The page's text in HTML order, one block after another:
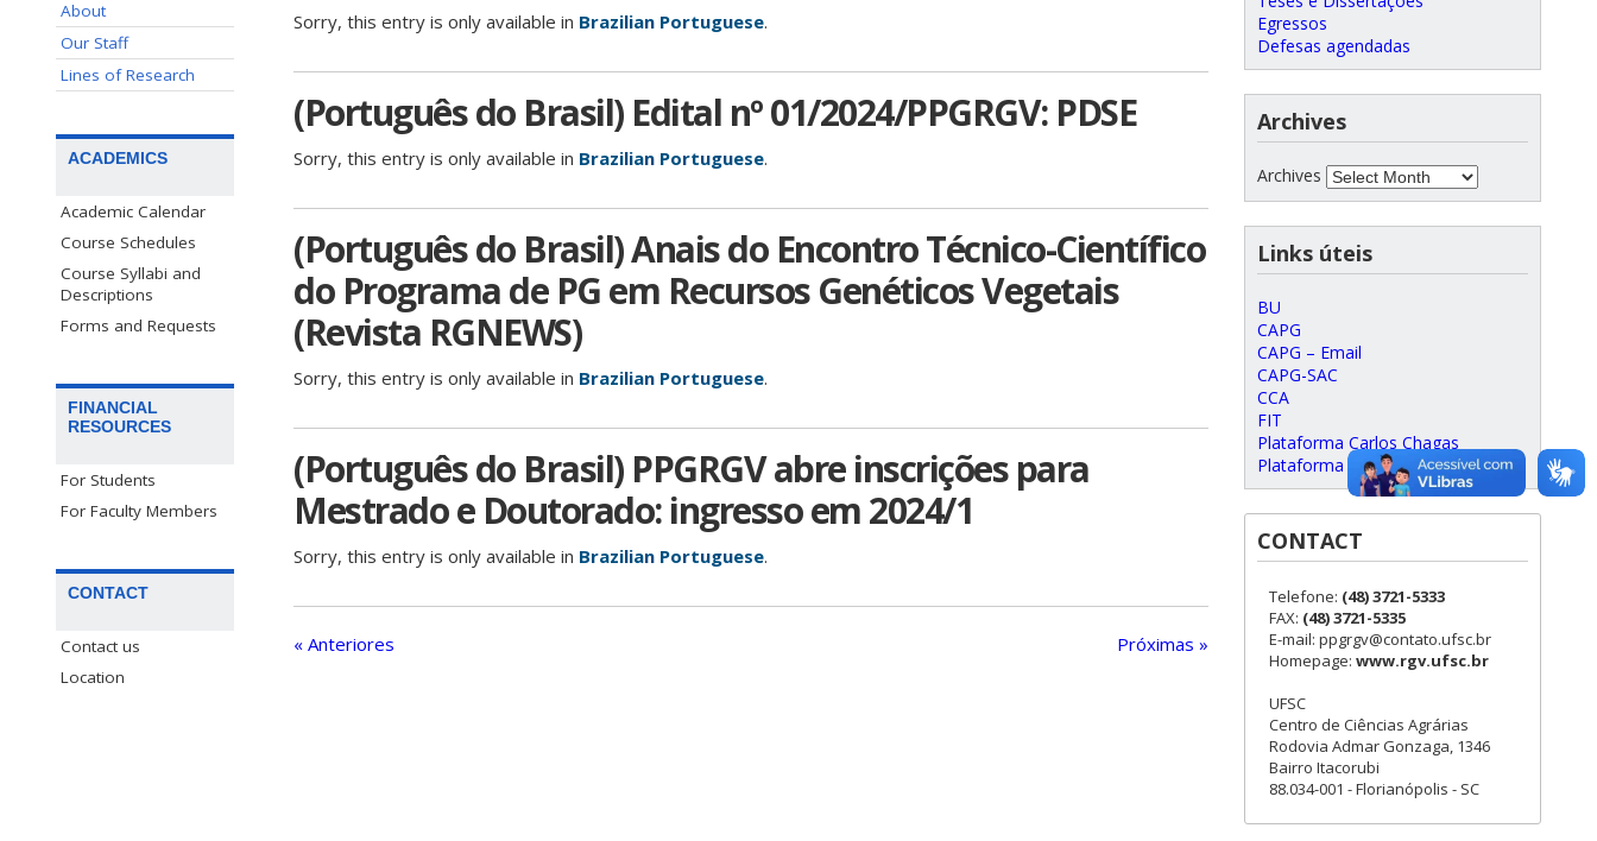
About
Our Staff
Lines of Research
ACADEMICS
Academic Calendar
Course Schedules
Course Syllabi and
Descriptions
Forms and Requests
FINANCIAL
RESOURCES
For Students
For Faculty Members
CONTACT
Contact us
Location
Sorry, this entry is only available in Brazilian Portuguese.
(Português do Brasil) Edital nº 01/2024/PPGRGV: PDSE
Sorry, this entry is only available in Brazilian Portuguese.
(Português do Brasil) Anais do Encontro Técnico-Científico
do Programa de PG em Recursos Genéticos Vegetais
(Revista RGNEWS)
Sorry, this entry is only available in Brazilian Portuguese.
(Português do Brasil) PPGRGV abre inscrições para
Mestrado e Doutorado: ingresso em 2024/1
Sorry, this entry is only available in Brazilian Portuguese.
« Anteriores Próximas »
Egressos
Defesas agendadas
Archives
Archives
Links úteis
BU
CAPG
CAPG – Email
CAPG-SAC
CCA
FIT
Plataforma Carlos Chagas
Plataforma SUCUPIRA
CONTACT
Telefone: (48) 3721-5333
FAX: (48) 3721-5335
E-mail: ppgrgv@contato.ufsc.br
Homepage: www.rgv.ufsc.br
UFSC
Centro de Ciências Agrárias
Rodovia Admar Gonzaga, 1346
Bairro Itacorubi
88.034-001 - Florianópolis - SC